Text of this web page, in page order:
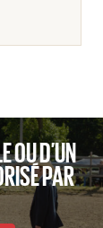
OU D’UN
PAR